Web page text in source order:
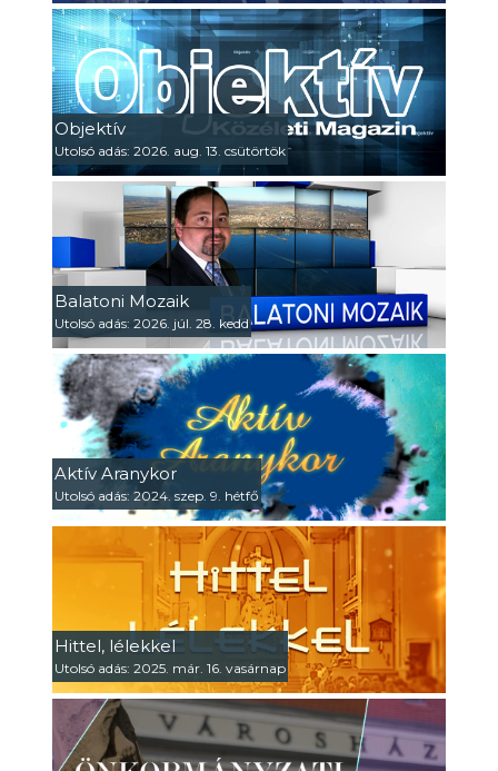
Objektív
Utolsó adás: 2026. aug. 13. csütörtök
Balatoni Mozaik
Utolsó adás: 2026. júl. 28. kedd
Aktív Aranykor
Utolsó adás: 2024. szep. 9. hétfő
Hittel, lélekkel
Utolsó adás: 2025. már. 16. vasárnap